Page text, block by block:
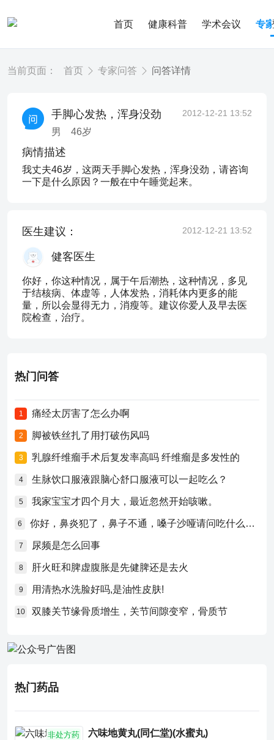
首页 健康科普 学术会议 专
当前页面： 首页 专家问答 问答详情
手脚心发热，浑身没劲
男 46岁
2012-12-21 13:52
病情描述
我丈夫46岁，这两天手脚心发热，浑身没劲，请咨询
一下是什么原因？一般在中午睡觉起来。
医生建议： 2012-12-21 13:52
健客医生
你好，你这种情况，属于午后潮热，这种情况，多见
于结核病、体虚等，人体发热，消耗体内更多的能
量，所以会显得无力，消瘦等。建议你爱人及早去医
院检查，治疗。
热门问答
1 痛经太厉害了怎么办啊
2 脚被铁丝扎了用打破伤风吗
3 乳腺纤维瘤手术后复发率高吗 纤维瘤是多发性的
4 生脉饮口服液跟脑心舒口服液可以一起吃么？
5 我家宝宝才四个月大，最近忽然开始咳嗽。
6 你好，鼻炎犯了，鼻子不通，嗓子沙哑请问吃什么药比较好？
7 尿频是怎么回事
8 肝火旺和脾虚腹胀是先健脾还是去火
9 用清热水洗脸好吗,是油性皮肤!
10 双膝关节缘骨质增生，关节间隙变窄，骨质节
热门药品
非处方药 六味地黄丸(同仁堂)(水蜜丸)